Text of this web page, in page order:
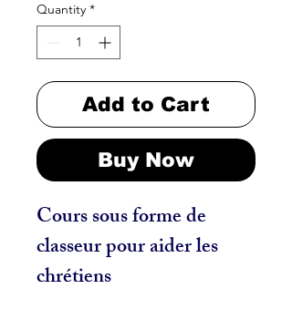
Quantity *
Add to Cart
Buy Now
Cours sous forme de
classeur pour aider les
chrétiens